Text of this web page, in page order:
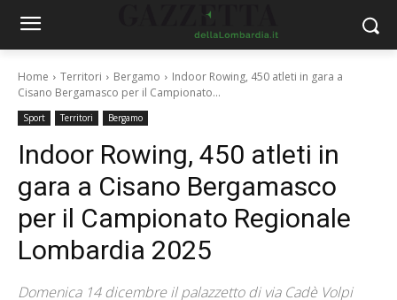
Home Territori Bergamo
Indoor Rowing, 450 atleti in gara a
Cisano Bergamasco per il Campionato...
Sport Territori Bergamo
Indoor Rowing, 450 atleti in
gara a Cisano Bergamasco
per il Campionato Regionale
Lombardia 2025
Domenica 14 dicembre il palazzetto di via Cadè Volpi